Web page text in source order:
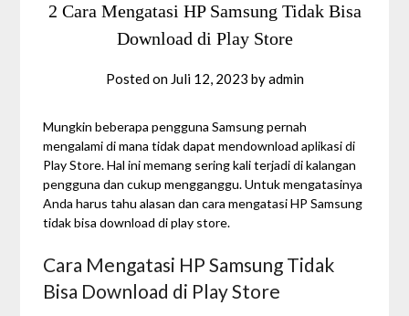
2 Cara Mengatasi HP Samsung Tidak Bisa
Download di Play Store
Posted on Juli 12, 2023 byadmin
Mungkin beberapa pengguna Samsung pernah
mengalami di mana tidak dapat mendownload aplikasi di
Play Store. Hal ini memang sering kali terjadi di kalangan
pengguna dan cukup mengganggu. Untuk mengatasinya
Anda harus tahu alasan dan cara mengatasiHP Samsung
tidak bisa download di play store.
Cara Mengatasi HP Samsung Tidak
Bisa Download di Play Store